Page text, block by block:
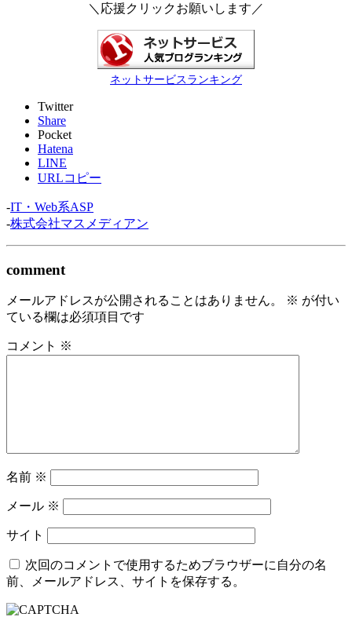
＼応援クリックお願いします／
ネットサービスランキング
Twitter
Share
Pocket
Hatena
LINE
URLコピー
-IT・Web系ASP
-株式会社マスメディアン
comment
メールアドレスが公開されることはありません。 ※ が付い
ている欄は必須項目です
コメント ※
名前 ※
メール ※
サイト
次回のコメントで使用するためブラウザーに自分の名
前、メールアドレス、サイトを保存する。